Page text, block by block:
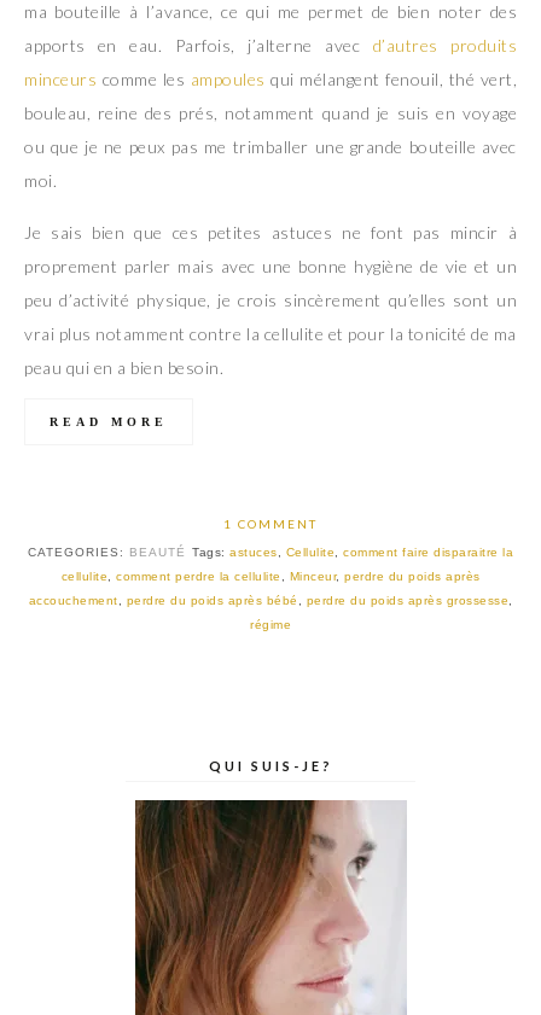
ma bouteille à l’avance, ce qui me permet de bien noter des
apports en eau. Parfois, j’alterne avec d’autres produits
minceurs comme les ampoules qui mélangent fenouil, thé vert,
bouleau, reine des prés, notamment quand je suis en voyage
ou que je ne peux pas me trimballer une grande bouteille avec
moi.
Je sais bien que ces petites astuces ne font pas mincir à
proprement parler mais avec une bonne hygiène de vie et un
peu d’activité physique, je crois sincèrement qu’elles sont un
vrai plus notamment contre la cellulite et pour la tonicité de ma
peau qui en a bien besoin.
READ MORE
1 COMMENT
CATEGORIES: BEAUTÉ Tags: astuces Cellulite
comment faire disparaitre la
cellulite
comment perdre la cellulite Minceur, perdre du poids après
accouchement
perdre du poids après bébé perdre du poids après grossesse
régime
QUI SUIS-JE?